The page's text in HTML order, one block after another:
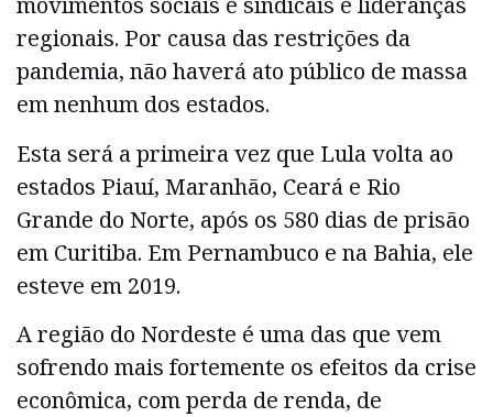
regionais. Por causa das restrições da
pandemia, não haverá ato público de massa
em nenhum dos estados.
Esta será a primeira vez que Lula volta ao
estados Piauí, Maranhão, Ceará e Rio
Grande do Norte, após os 580 dias de prisão
em Curitiba. Em Pernambuco e na Bahia, ele
esteve em 2019.
A região do Nordeste é uma das que vem
sofrendo mais fortemente os efeitos da crise
econômica, com perda de renda, de